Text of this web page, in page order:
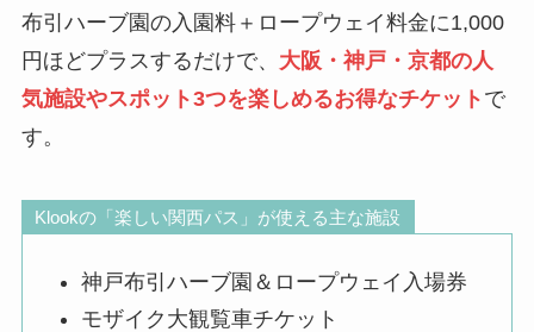
布引ハーブ園の入園料＋ロープウェイ料金に1,000
円ほどプラスするだけで、 大阪・神戸・京都の人
気施設やスポット3つを楽しめるお得なチケット で
す。
Klookの「楽しい関西パス」が使える主な施設
神戸布引ハーブ園＆ロープウェイ入場券
モザイク大観覧車チケット